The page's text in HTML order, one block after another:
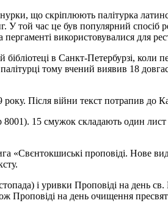
що скріплюють палітурка
час це був популярний спосіб
використовувалися для
в Санкт-Петербурзі, коли
тому вчений виявив 18
Після війни текст потрапив до
8001). 15 смужок складають один
проповіді. Нове
і уривки Проповіді на день
Проповіді на день очищення